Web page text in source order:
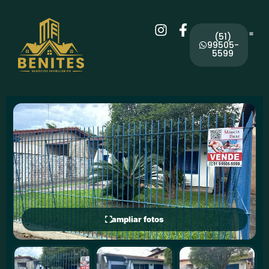
(51)
99505-
5599
ampliar fotos